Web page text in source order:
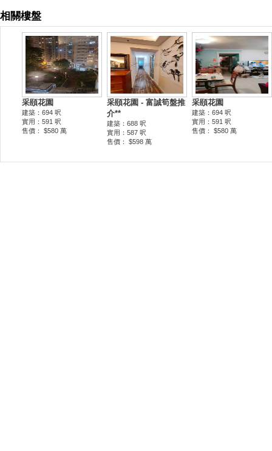
相關樓盤
采頤花園
建築：694 呎
實用：591 呎
售價： $580 萬
采頤花園 - 富誠筍盤推
介**
建築：688 呎
實用：587 呎
售價： $598 萬
采頤花園
建築：694 呎
實用：591 呎
售價： $580 萬